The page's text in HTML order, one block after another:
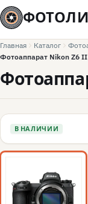
Главная Каталог
Фотоаппарат Nikon Z6
В НАЛИЧИИ